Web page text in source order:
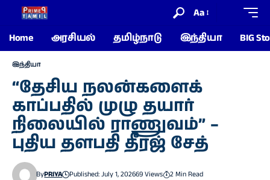
Aa
Home
அரசியல் தமிழ்நாடு இந்தியா BIG
இந்தியா
“தேசிய நலன்களைக்
காப்பதில் முழு தயார்
நிலையில் ராணுவம்” –
புதிய தளபதி தீரஜ் சேத்
ByPRIYA Published: July 1, 202669 Views 2 Min Read